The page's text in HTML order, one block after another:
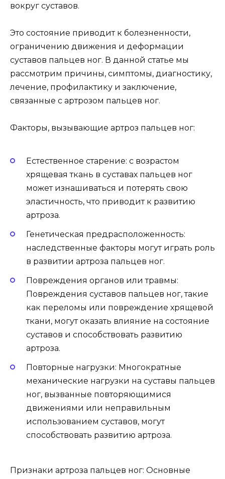
вокруг суставов.
Это состояние приводит к болезненности,
ограничению движения и деформации
суставов пальцев ног. В данной статье мы
рассмотрим причины, симптомы, диагностику,
лечение, профилактику и заключение,
связанные с артрозом пальцев ног.
Факторы, вызывающие артроз пальцев ног:
Естественное старение: с возрастом
хрящевая ткань в суставах пальцев ног
может изнашиваться и потерять свою
эластичность, что приводит к развитию
артроза.
Генетическая предрасположенность:
наследственные факторы могут играть роль
в развитии артроза пальцев ног.
Повреждения органов или травмы:
Повреждения суставов пальцев ног, такие
как переломы или повреждение хрящевой
ткани, могут оказать влияние на состояние
суставов и способствовать развитию
артроза.
Повторные нагрузки: Многократные
механические нагрузки на суставы пальцев
ног, вызванные повторяющимися
движениями или неправильным
использованием суставов, могут
способствовать развитию артроза.
Признаки артроза пальцев ног: Основные